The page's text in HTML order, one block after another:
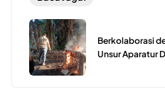
Berkolaborasi
Unsur Aparatur